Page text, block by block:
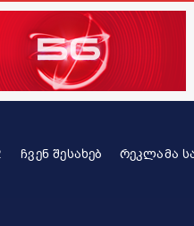
ᲩᲕᲔᲜ ᲨᲔᲡᲐᲮᲔᲑ ᲠᲔᲙᲚᲐᲛᲐ